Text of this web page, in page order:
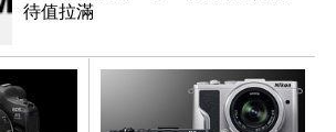
待值拉滿